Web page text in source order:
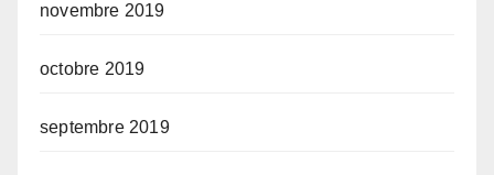
novembre 2019
octobre 2019
septembre 2019